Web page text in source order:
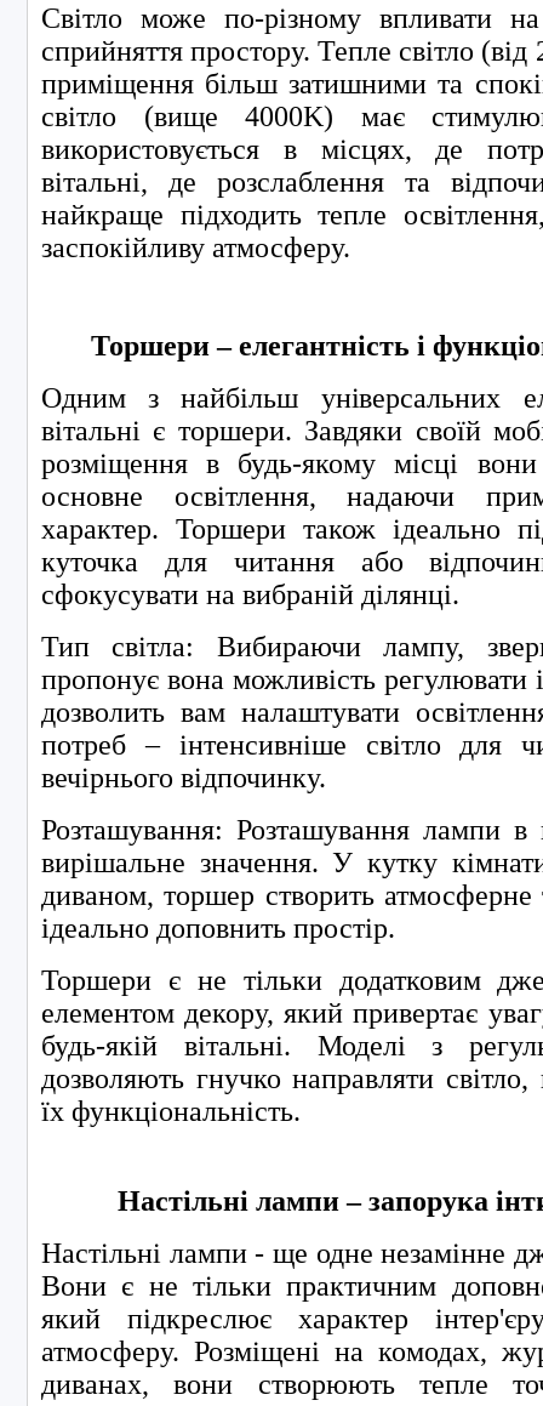
Світло може по-різному впливати
сприйняття простору. Тепле світло
приміщення більш затишними та
світло (вище 4000K) має
використовується в місцях, де
вітальні, де розслаблення та
найкраще підходить тепле
заспокійливу атмосферу.
Торшери – елегантність і
Одним з найбільш універсальних
вітальні є торшери. Завдяки своїй
розміщення в будь-якому місці
основне освітлення, надаючи
характер. Торшери також ідеально
куточка для читання або
сфокусувати на вибраній ділянці.
Тип світла: Вибираючи лампу,
пропонує вона можливість регулювати
дозволить вам налаштувати
потреб – інтенсивніше світло для
вечірнього відпочинку.
Розташування: Розташування лампи в
вирішальне значення. У кутку
диваном, торшер створить атмосферне
ідеально доповнить простір.
Торшери є не тільки додатковим
елементом декору, який привертає
будь-якій вітальні. Моделі з
дозволяють гнучко направляти
їх функціональність.
Настільні лампи – запорука
Настільні лампи - ще одне незамінне
Вони є не тільки практичним
який підкреслює характер
атмосферу. Розміщені на комодах,
диванах, вони створюють тепле